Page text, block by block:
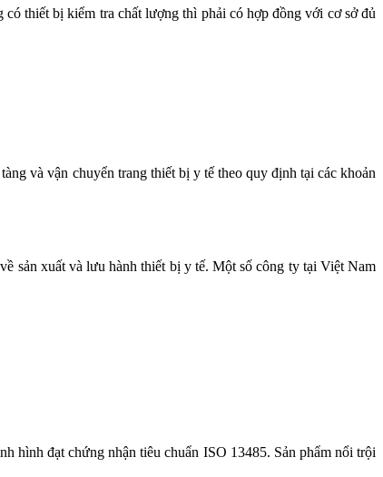
thiết bị kiểm tra chất lượng thì phải có hợp đồng với cơ sở đủ
và vận chuyển trang thiết bị y tế theo quy định tại các khoản
sản xuất và lưu hành thiết bị y tế. Một số công ty tại Việt Nam
hình đạt chứng nhận tiêu chuẩn ISO 13485. Sản phẩm nổi trội